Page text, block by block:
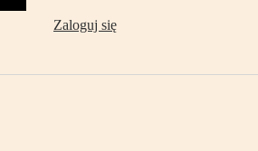
Zaloguj się